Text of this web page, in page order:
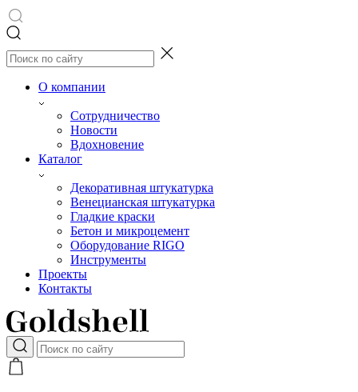
О компании
Сотрудничество
Новости
Вдохновение
Каталог
Декоративная штукатурка
Венецианская штукатурка
Гладкие краски
Бетон и микроцемент
Оборудование RIGO
Инструменты
Проекты
Контакты